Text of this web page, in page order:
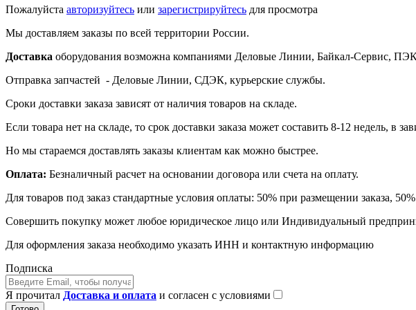
Пожалуйста авторизуйтесь или зарегистрируйтесь для просмотра
Мы доставляем заказы по всей территории России.
Доставка оборудования возможна компаниями Деловые Линии, Байкал-Сервис,
Отправка запчастей - Деловые Линии, СДЭК, курьерские службы.
Сроки доставки заказа зависят от наличия товаров на складе.
Если товара нет на складе, то срок доставки заказа может составить 8-12 недель, в
Но мы стараемся доставлять заказы клиентам как можно быстрее.
Оплата: Безналичный расчет на основании договора или счета на оплату.
Для товаров под заказ стандартные условия оплаты: 50% при размещении заказа,
Совершить покупку может любое юридическое лицо или Индивидуальный
Для оформления заказа необходимо указать ИНН и контактную информацию
Подписка
Я прочитал Доставка и оплата и согласен с условиями